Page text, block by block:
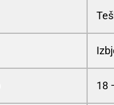
18